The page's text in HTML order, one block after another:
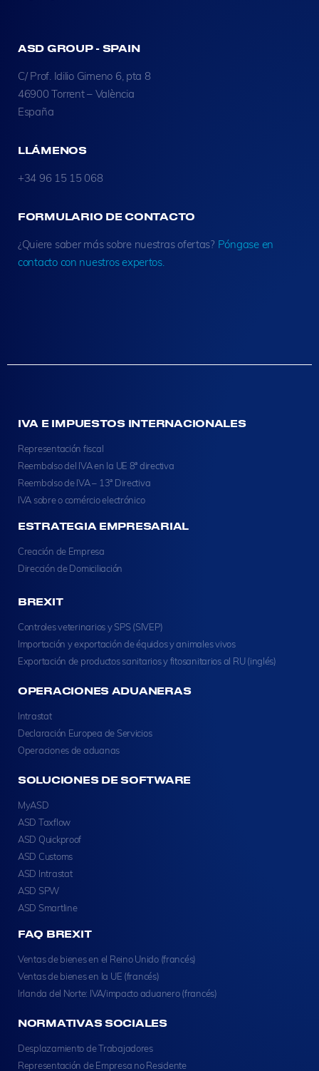
ASD GROUP - SPAIN
C/ Prof. Idilio Gimeno 6, pta 8
46900 Torrent – València
España
LLÁMENOS
+34 96 15 15 068
FORMULARIO DE CONTACTO
¿Quiere saber más sobre nuestras ofertas? Póngase en
contacto con nuestros expertos.
IVA E IMPUESTOS INTERNACIONALES
Representación fiscal
Reembolso del IVA en la UE 8ª directiva
Reembolso de IVA – 13ª Directiva
IVA sobre o comércio electrónico
ESTRATEGIA EMPRESARIAL
Creación de Empresa
Dirección de Domiciliación
BREXIT
Controles veterinarios y SPS (SIVEP)
Importación y exportación de équidos y animales vivos
Exportación de productos sanitarios y fitosanitarios al RU (inglés)
OPERACIONES ADUANERAS
Intrastat
Declaración Europea de Servicios
Operaciones de aduanas
SOLUCIONES DE SOFTWARE
MyASD
ASD Taxflow
ASD Quickproof
ASD Customs
ASD Intrastat
ASD SPW
ASD Smartline
FAQ BREXIT
Ventas de bienes en el Reino Unido (francés)
Ventas de bienes en la UE (francés)
Irlanda del Norte: IVA/impacto aduanero (francés)
NORMATIVAS SOCIALES
Desplazamiento de Trabajadores
Representación de Empresa no Residente